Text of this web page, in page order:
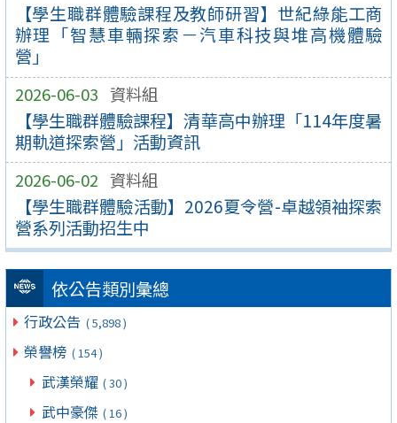
【學生職群體驗課程及教師研習】世紀綠能工商
辦理「智慧車輛探索－汽車科技與堆高機體驗
營」
2026-06-03 資料組
【學生職群體驗課程】清華高中辦理「114年度暑
期軌道探索營」活動資訊
2026-06-02 資料組
【學生職群體驗活動】2026夏令營-卓越領袖探索
營系列活動招生中
依公告類別彙總
行政公告 ( 5,898 )
榮譽榜 ( 154 )
武漢榮耀 ( 30 )
武中豪傑 ( 16 )